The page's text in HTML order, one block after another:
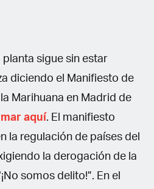
planta sigue sin estar
diciendo el Manifiesto de
Marihuana en Madrid de
aquí. El manifiesto
la regulación de países del
la derogación de la
somos delito!”. En el